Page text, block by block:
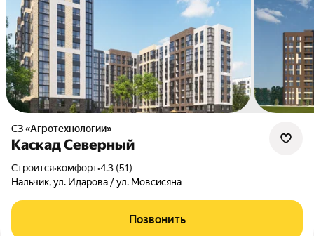
СЗ «Агротехнологии»
Каскад Северный
Строится•комфорт•4.3 (51)
Нальчик, ул. Идарова / ул. Мовсисяна
Позвонить